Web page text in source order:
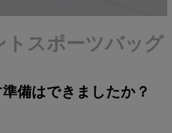
トスポーツバッグ
備はできましたか？